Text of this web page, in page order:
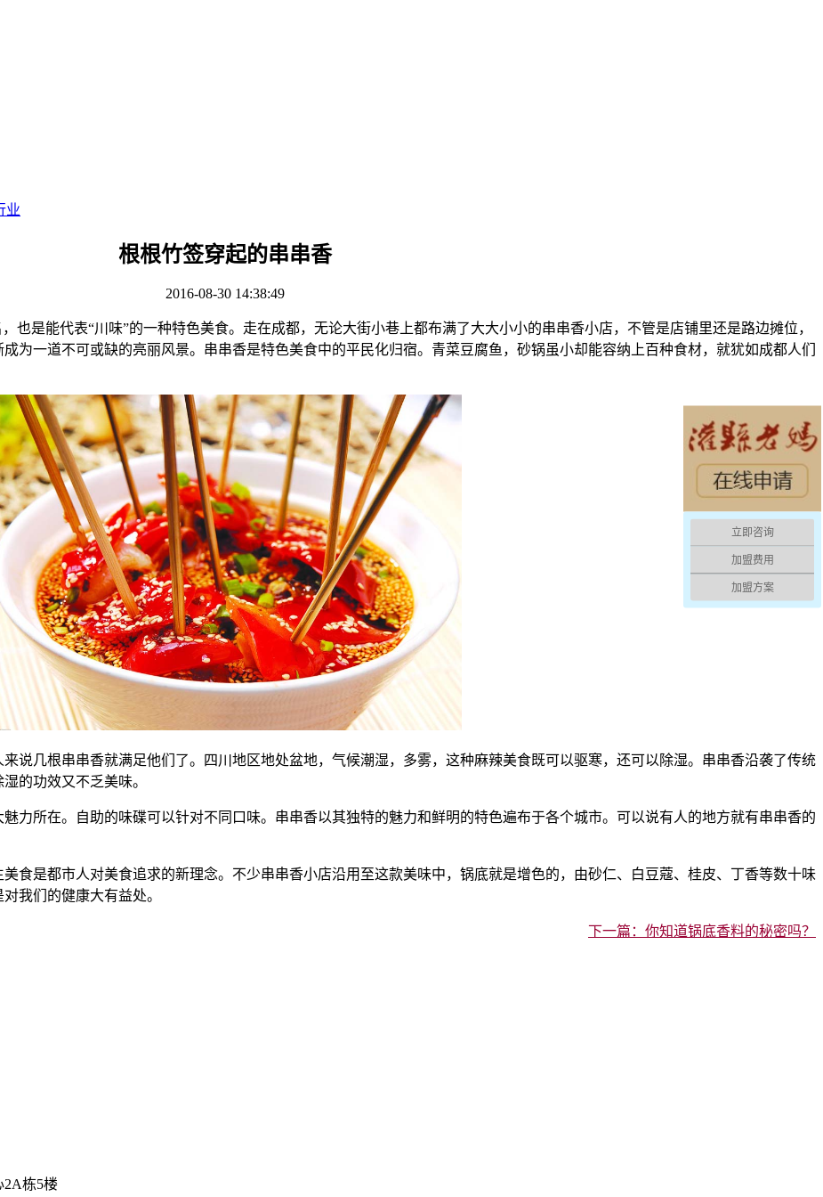
业
根根竹签穿起的串串香
2016-08-30 14:38:49
也是能代表“川味”的一种特色美食。走在成都，无论大街小巷上都布满了大大小小的串串香小店，不管是店铺里还是路边摊位，
为一道不可或缺的亮丽风景。串串香是特色美食中的平民化归宿。青菜豆腐鱼，砂锅虽小却能容纳上百种食材，就犹如成都人们
几根串串香就满足他们了。四川地区地处盆地，气候潮湿，多雾，这种麻辣美食既可以驱寒，还可以除湿。串串香沿袭了传统
的功效又不乏美味。
所在。自助的味碟可以针对不同口味。串串香以其独特的魅力和鲜明的特色遍布于各个城市。可以说有人的地方就有串串香的
是都市人对美食追求的新理念。不少串串香小店沿用至这款美味中，锅底就是增色的，由砂仁、白豆蔻、桂皮、丁香等数十味
我们的健康大有益处。
下一篇：你知道锅底香料的秘密吗？
2A栋5楼
立即咨询
加盟费用
加盟方案